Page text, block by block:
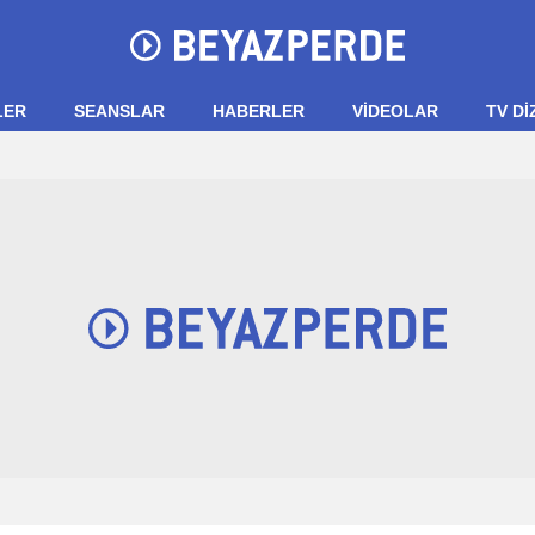
SEANSLAR HABERLER VIDEOLAR TV